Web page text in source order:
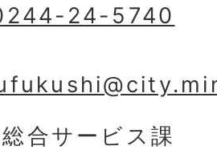
24-5740
合サービス課